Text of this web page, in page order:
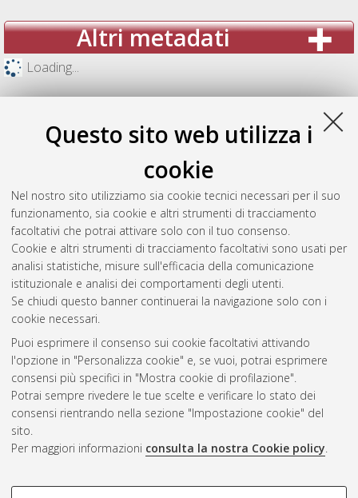
Questo sito web utilizza i
cookie
Nel nostro sito utilizziamo sia cookie tecnici necessari per il suo
funzionamento, sia cookie e altri strumenti di tracciamento
facoltativi che potrai attivare solo con il tuo consenso.
Cookie e altri strumenti di tracciamento facoltativi sono usati per
analisi statistiche, misure sull'efficacia della comunicazione
istituzionale e analisi dei comportamenti degli utenti.
Se chiudi questo banner continuerai la navigazione solo con i
cookie necessari.
Puoi esprimere il consenso sui cookie facoltativi attivando
l'opzione in "Personalizza cookie" e, se vuoi, potrai esprimere
consensi più specifici in "Mostra cookie di profilazione".
Potrai sempre rivedere le tue scelte e verificare lo stato dei
consensi rientrando nella sezione "Impostazione cookie" del
sito.
Per maggiori informazioni consulta la nostra Cookie policy.
COOKIE DI PROFILAZIONE -
Altri metadati
Loading...
Gestione del documento:
Atom
Rss 1.0
Rss 2.0
AMS Laurea
Impostazioni Cookie